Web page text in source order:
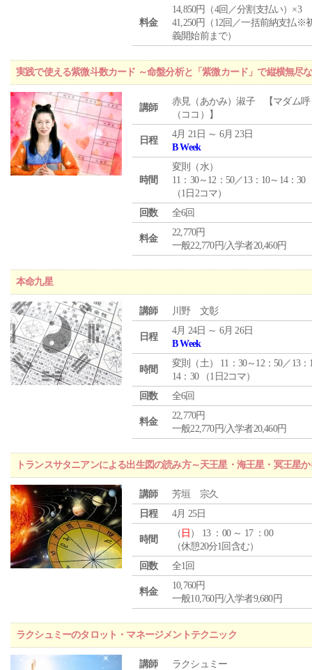
料金
14,850円（4回／分割支払い）×3
41,250円（12回／一括前納支払※
義開始前まで）
実践で使える紫微斗数カード ～命盤分析と「紫微カード」で縦横無尽
講師
赤見（あかみ）淑子 【マダム呼
（ココ）】
日程
4月 21日 ～ 6月 23日
B Week
時間
変則（水）
11：30～12：50／13：10～14：30
（1日2コマ）
回数
全6回
料金
22,770円
一般22,770円/入学者20,460円
本命九星
講師 川野 文彰
日程
4月 24日 ～ 6月 26日
B Week
時間
変則（土） 11：30～12：50／13：
14：30 （1日2コマ）
回数
全6回
料金
22,770円
一般22,770円/入学者20,460円
トランスサタニアンによる出生図の読み方～天王星・海王星・冥王星
講師
芳垣 宗久
日程
4月 25日
時間
（ 日 ） 13 ：00 ～ 17 ：00
（休憩20分1回含む）
回数
全1回
料金
10,760円
一般10,760円/入学者9,680円
ラクシュミーのタロット・マネージメントテクニック
講師
ラクシュミー